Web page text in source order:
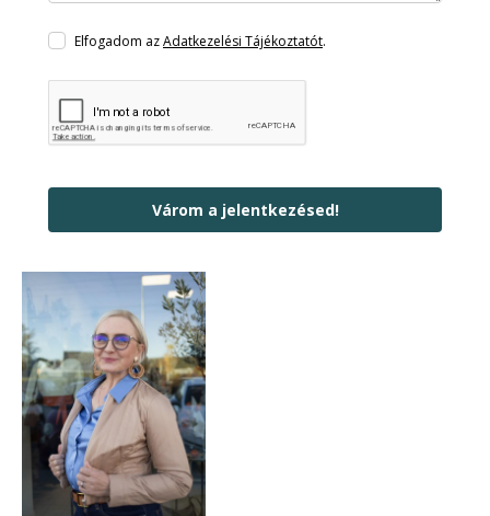
Elfogadom azAdatkezelési Tájékoztatót.
Várom a jelentkezésed!